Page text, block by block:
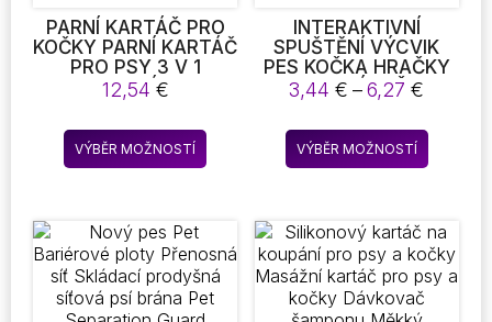
PARNÍ KARTÁČ PRO
KOČKY PARNÍ KARTÁČ
PRO PSY 3 V 1
ELEKTRICKÝ SPREJ
NA KOČIČÍ SRST
SNADNO ČISTITELNÉ
KARTÁČE NA MASÁŽ
HŘEBEN NA ÚPRAVU
NA ODSTRAŇOVÁNÍ
SRSTI
12,54 €
VÝBĚR MOŽNOSTÍ
Tento
produkt
variant.
Možnosti
lze
vybrat
INTERAKTIVNÍ
SPUŠTĚNÍ VÝCVIK
PES KOČKA HRAČKY
KREATIVNÍ KOŤATA
HRÁT ZÁBAVA MINI
POMPOMS HRY
STRETCH PLYŠOVÉ
MÍČOVÉ HRAČKY
3,44€ – 6,27€
3,44 €
až
VÝBĚR MOŽNOSTÍ
Tento
produkt
variant.
lze